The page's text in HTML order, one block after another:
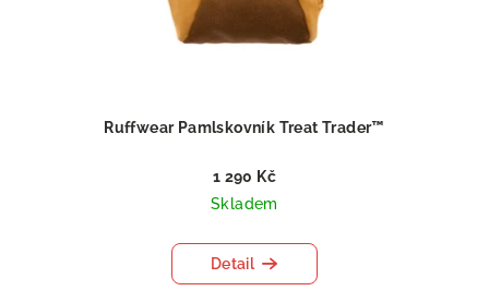
Ruffwear Pamlskovník Treat Trader™
1 290 Kč
Skladem
Detail